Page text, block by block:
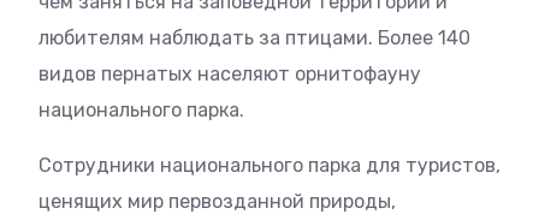
любителям наблюдать за птицами. Более 140
видов пернатых населяют орнитофауну
национального парка.
Сотрудники национального парка для туристов,
ценящих мир первозданной природы,